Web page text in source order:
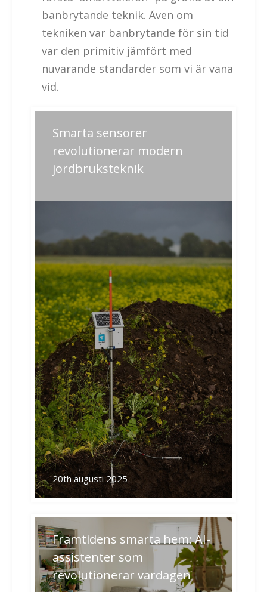
banbrytande teknik. Även om
tekniken var banbrytande för sin tid
var den primitiv jämfört med
nuvarande standarder som vi är vana
vid.
Inläggsnavigering
Previous
post:
Smarta sensorer
revolutionerar modern
jordbruksteknik
20th augusti 2025
Framtidens smarta hem: AI-
assistenter som
revolutionerar vardagen